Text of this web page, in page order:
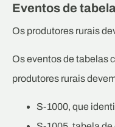
Eventos de
Os produtores rurais
Os eventos de tabelas
produtores rurais
S-1000, que